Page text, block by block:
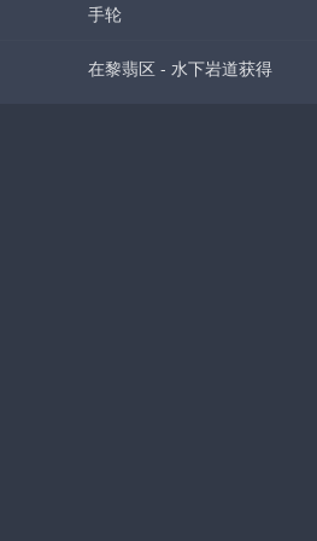
手轮
在黎翡区 - 水下岩道获得